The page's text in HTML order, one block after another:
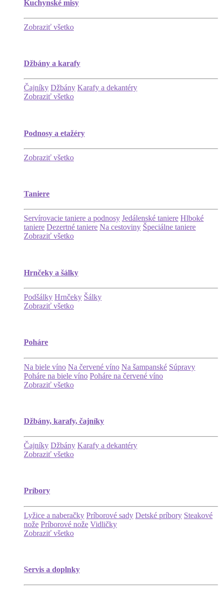
Kuchynské misy
Zobraziť všetko
Džbány a karafy
Čajníky Džbány Karafy a dekantéry
Zobraziť všetko
Podnosy a etažéry
Zobraziť všetko
Taniere
Servírovacie taniere a podnosy Jedálenské taniere Hlboké
taniere Dezertné taniere Na cestoviny Špeciálne taniere
Zobraziť všetko
Hrnčeky a šálky
Podšálky Hrnčeky Šálky
Zobraziť všetko
Poháre
Na biele víno Na červené víno Na šampanské Súpravy
Poháre na biele víno Poháre na červené víno
Zobraziť všetko
Džbány, karafy, čajníky
Čajníky Džbány Karafy a dekantéry
Zobraziť všetko
Príbory
Lyžice a naberačky Príborové sady Detské príbory Steakové
nože Príborové nože Vidličky
Zobraziť všetko
Servis a doplnky